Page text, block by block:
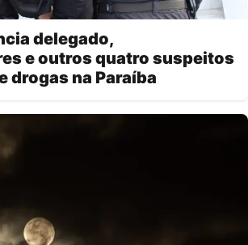
delegado,
e outros quatro suspeitos
drogas na Paraíba